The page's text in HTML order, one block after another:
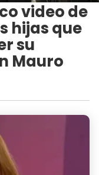
video de
hijas que
su
Mauro